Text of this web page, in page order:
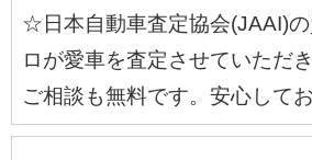
☆日本自動車査定協会(JAAI)
ロが愛車を査定させていただき
ご相談も無料です。安心して